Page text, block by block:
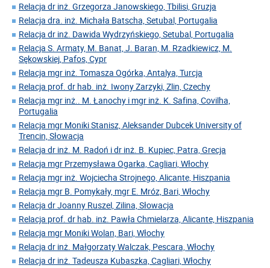
Relacja dr inż. Grzegorza Janowskiego, Tbilisi, Gruzja
Relacja dra. inż. Michała Batscha, Setubal, Portugalia
Relacja dr inż. Dawida Wydrzyńskiego, Setubal, Portugalia
Relacja S. Armaty, M. Banat, J. Baran, M. Rzadkiewicz, M.
Sękowskiej, Pafos, Cypr
Relacja mgr inż. Tomasza Ogórka, Antalya, Turcja
Relacja prof. dr hab. inż. Iwony Zarzyki, Zlin, Czechy
Relacja mgr inż.. M. Łanochy i mgr inż. K. Safina, Covilha,
Portugalia
Relacja mgr Moniki Stanisz, Aleksander Dubcek University of
Trencin, Słowacja
Relacja dr inż. M. Radoń i dr inż. B. Kupiec, Patra, Grecja
Relacja mgr Przemysława Ogarka, Cagliari, Włochy
Relacja mgr inż. Wojciecha Strojnego, Alicante, Hiszpania
Relacja mgr B. Pomykały, mgr E. Mróz, Bari, Włochy
Relacja dr Joanny Ruszel, Zilina, Słowacja
Relacja prof. dr hab. inż. Pawła Chmielarza, Alicante, Hiszpania
Relacja mgr Moniki Wolan, Bari, Włochy
Relacja dr inż. Małgorzaty Walczak, Pescara, Włochy
Relacja dr inż. Tadeusza Kubaszka, Cagliari, Włochy